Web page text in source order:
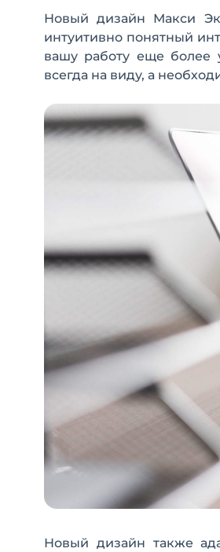
Новый дизайн Макси
интуитивно понятный
вашу работу еще более
всегда на виду, а
Новый дизайн также